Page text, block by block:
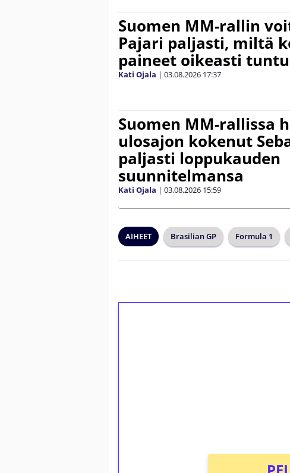
Suomen MM-rallin
Pajari paljasti, miltä
paineet oikeasti
Kati Ojala | 03.08.2026 17:37
Suomen MM-rallissa
ulosajon kokenut
paljasti loppukauden
suunnitelmansa
Kati Ojala | 03.08.2026 15:59
AIHEET Brasilian GP Formula 1